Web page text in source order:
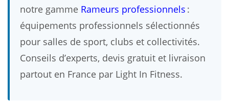
notre gamme Rameurs professionnels :
équipements professionnels sélectionnés
pour salles de sport, clubs et collectivités.
Conseils d’experts, devis gratuit et livraison
partout en France par Light In Fitness.